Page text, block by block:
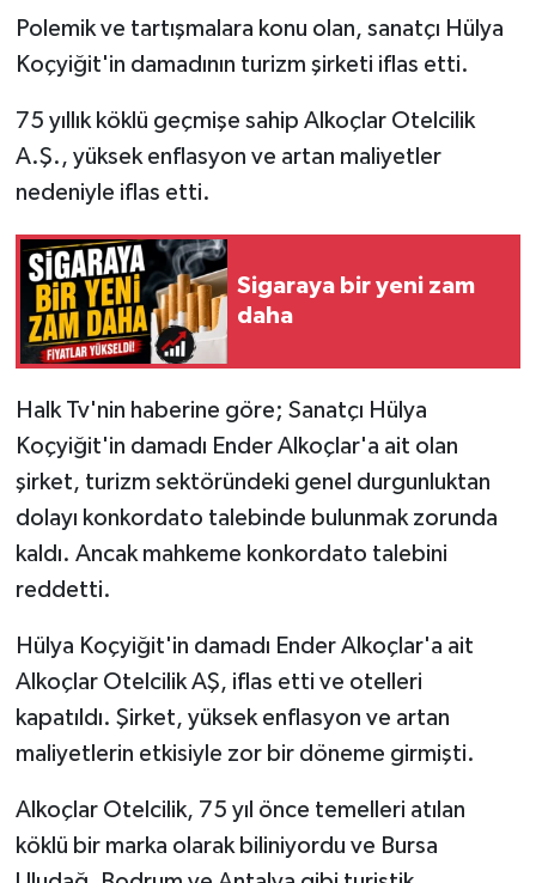
Polemik ve tartışmalara konu olan, sanatçı Hülya
Koçyiğit'in damadının turizm şirketi iflas etti.
75 yıllık köklü geçmişe sahip Alkoçlar Otelcilik
A.Ş., yüksek enflasyon ve artan maliyetler
nedeniyle iflas etti.
Sigaraya bir yeni zam
daha
Halk Tv'nin haberine göre; Sanatçı Hülya
Koçyiğit'in damadı Ender Alkoçlar'a ait olan
şirket, turizm sektöründeki genel durgunluktan
dolayı konkordato talebinde bulunmak zorunda
kaldı. Ancak mahkeme konkordato talebini
reddetti.
Hülya Koçyiğit'in damadı Ender Alkoçlar'a ait
Alkoçlar Otelcilik AŞ, iflas etti ve otelleri
kapatıldı. Şirket, yüksek enflasyon ve artan
maliyetlerin etkisiyle zor bir döneme girmişti.
Alkoçlar Otelcilik, 75 yıl önce temelleri atılan
köklü bir marka olarak biliniyordu ve Bursa